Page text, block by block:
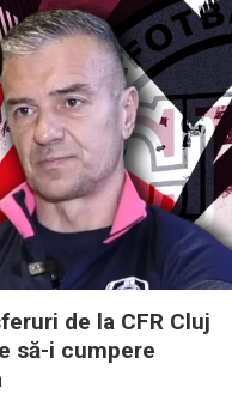
de la CFR Cluj
să-i cumpere